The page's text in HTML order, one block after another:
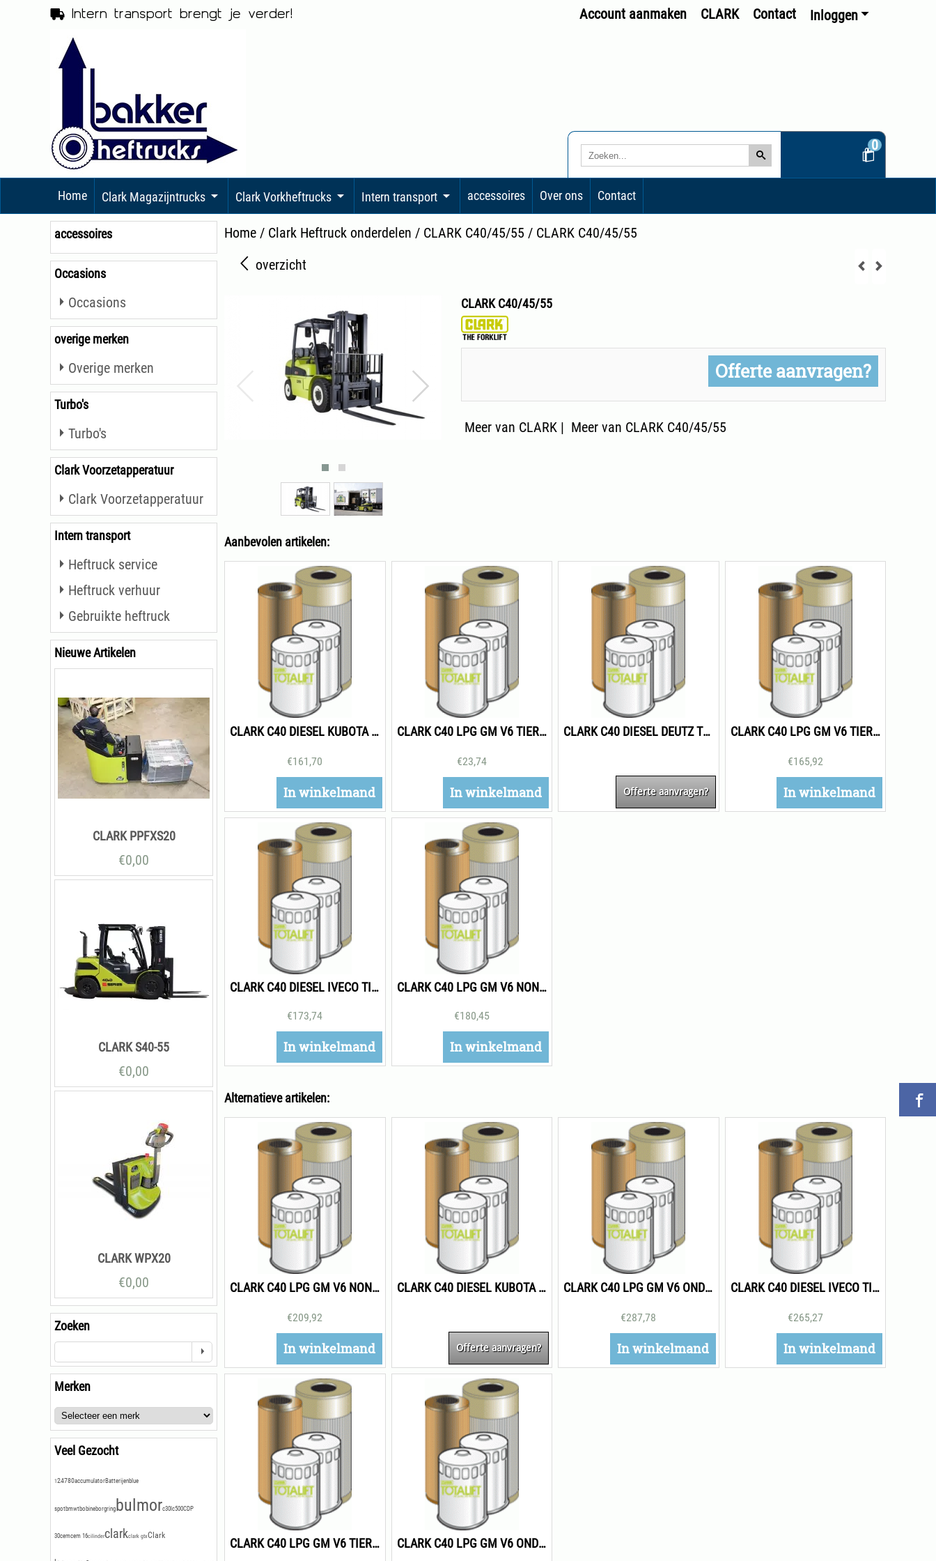
Intern transport brengt je verder! Inloggen
Account aanmaken CLARK Contact
0
Home Clark Magazijntrucks Clark Vorkheftrucks Intern transport accessoires Over ons Contact
accessoires
Occasions
Occasions
overige merken
Overige merken
Turbo's
Turbo's
Clark Voorzetapperatuur
Clark Voorzetapperatuur
Intern transport
Heftruck service
Heftruck verhuur
Gebruikte heftruck
Nieuwe Artikelen
CLARK PPFXS20
€0,00
CLARK S40-55
€0,00
CLARK WPX20
€0,00
Zoeken
Merken
Veel Gezocht
124780accumulatorBatterijenblue
spotbmwtbobineborgring bulmorc30l c500CDP
30cemcem 16cilinderclarkclark gtxClark
Home / Clark Heftruck onderdelen / CLARK C40/45/55 / CLARK C40/45/55
overzicht
CLARK C40/45/55
Offerte aanvragen?
Meer van CLARK | Meer van CLARK C40/45/55
Aanbevolen artikelen:
CLARK C40 DIESEL KUBOTA TIER 3 ONDERHOUDSPAKKET 500H
€161,70
In winkelmand
CLARK C40 LPG GM V6 TIER 3 ONDERHOUDSPAKKET 250H
€23,74
In winkelmand
CLARK C40 DIESEL DEUTZ TIER 4 ONDERHOUDSPAKKET 2000H
Offerte aanvragen?
CLARK C40 LPG GM V6 TIER 3 ONDERHOUDSPAKKET 1000H
€165,92
In winkelmand
CLARK C40 DIESEL IVECO TIER 3 ONDERHOUDSPAKKET 500H
€173,74
In winkelmand
CLARK C40 LPG GM V6 NON TIER ONDERHOUDSPAKKET 500H
€180,45
In winkelmand
Alternatieve artikelen:
CLARK C40 LPG GM V6 NON TIER ONDERHOUDSPAKKET 1000H
€209,92
In winkelmand
CLARK C40 DIESEL KUBOTA TIER 2 ONDERHOUDSPAKKET 2000H
Offerte aanvragen?
CLARK C40 LPG GM V6 ONDERHOUDSPAKKET 1000H
€287,78
In winkelmand
CLARK C40 DIESEL IVECO TIER 3 ONDERHOUDSPAKKET 1000H
€265,27
In winkelmand
CLARK C40 LPG GM V6 TIER 3 ONDERHOUDSPAKKET 250H CLARK C40 LPG GM V6 ONDERHOUDSPAKKET 2000H